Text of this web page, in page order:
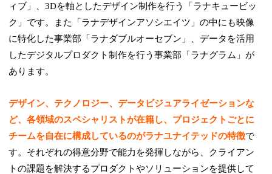
ィブ」、3Dを軸としたデザイン制作を行う「ラナキュービッ
ク」です。また「ラナデザインアソシエイツ」の中にも映像
に特化した事業部「ラナダブルオーセブン」、データを活用
したデジタルプロダクト制作を行う事業部「ラナグラム」が
あります。
デザイン、テクノロジー、データビジュアライゼーションな
ど、各領域のスペシャリストが在籍し、プロジェクトごとに
チームを自在に構成しているのがラナユナイテッドの特徴で
す。それぞれの得意分野で能力を発揮しながら、クライアン
トの課題を解決するプロダクトやソリューションを提供して